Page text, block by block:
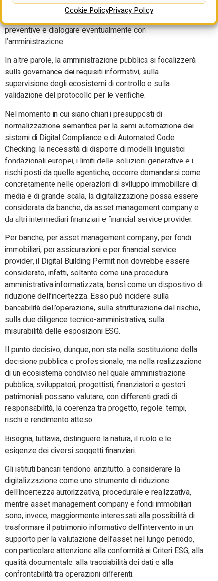
Cookie PolicyPrivacy Policy
Il professionista incaricato, pertanto, nel corso della
preventive e dialogare eventualmente con
l’amministrazione.
In altre parole, la amministrazione pubblica si focalizzerà
sulla governance dei requisiti informativi, sulla
supervisione degli ecosistemi di controllo e sulla
validazione del protocollo per le verifiche.
Nel momento in cui siano chiari i presupposti di
normalizzazione semantica per la semi automazione dei
sistemi di Digital Compliance e di Automated Code
Checking, la necessità di disporre di modelli linguistici
fondazionali europei, i limiti delle soluzioni generative e i
rischi posti da quelle agentiche, occorre domandarsi come
concretamente nelle operazioni di sviluppo immobiliare di
media e di grande scala, la digitalizzazione possa essere
considerata da banche, da asset management company e
da altri intermediari finanziari e financial service provider.
Per banche, per asset management company, per fondi
immobiliari, per assicurazioni e per financial service
provider, il Digital Building Permit non dovrebbe essere
considerato, infatti, soltanto come una procedura
amministrativa informatizzata, bensì come un dispositivo di
riduzione dell’incertezza. Esso può incidere sulla
bancabilità dell’operazione, sulla strutturazione del rischio,
sulla due diligence tecnico-amministrativa, sulla
misurabilità delle esposizioni ESG.
Il punto decisivo, dunque, non sta nella sostituzione della
decisione pubblica o professionale, ma nella realizzazione
di un ecosistema condiviso nel quale amministrazione
pubblica, sviluppatori, progettisti, finanziatori e gestori
patrimoniali possano valutare, con differenti gradi di
responsabilità, la coerenza tra progetto, regole, tempi,
rischi e rendimento atteso.
Bisogna, tuttavia, distinguere la natura, il ruolo e le
esigenze dei diversi soggetti finanziari.
Gli istituti bancari tendono, anzitutto, a considerare la
digitalizzazione come uno strumento di riduzione
dell’incertezza autorizzativa, procedurale e realizzativa,
mentre asset management company e fondi immobiliari
sono, invece, maggiormente interessati alla possibilità di
trasformare il patrimonio informativo dell’intervento in un
supporto per la valutazione dell’asset nel lungo periodo,
con particolare attenzione alla conformità ai Criteri ESG, alla
qualità documentale, alla tracciabilità dei dati e alla
confrontabilità tra operazioni differenti.